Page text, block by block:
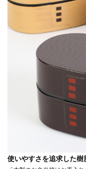
使いやすさを追求した樹